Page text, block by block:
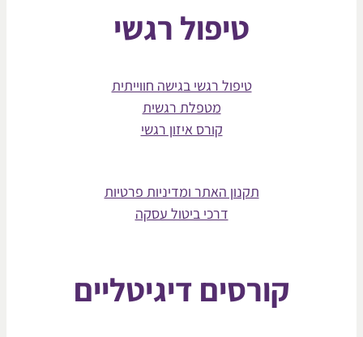
טיפול רגשי
טיפול רגשי בגישה חווייתית
מטפלת רגשית
קורס איזון רגשי
תקנון האתר ומדיניות פרטיות
דרכי ביטול עסקה
קורסים דיגיטליים